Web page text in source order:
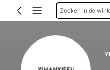
Zoeken in de